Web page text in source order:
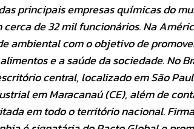
principais empresas químicas do
cerca de 32 mil funcionários. Na
ambiental com o objetivo de
e a saúde da sociedade. No
central, localizado em São
em Maracanaú (CE), além de
em todo o território nacional.